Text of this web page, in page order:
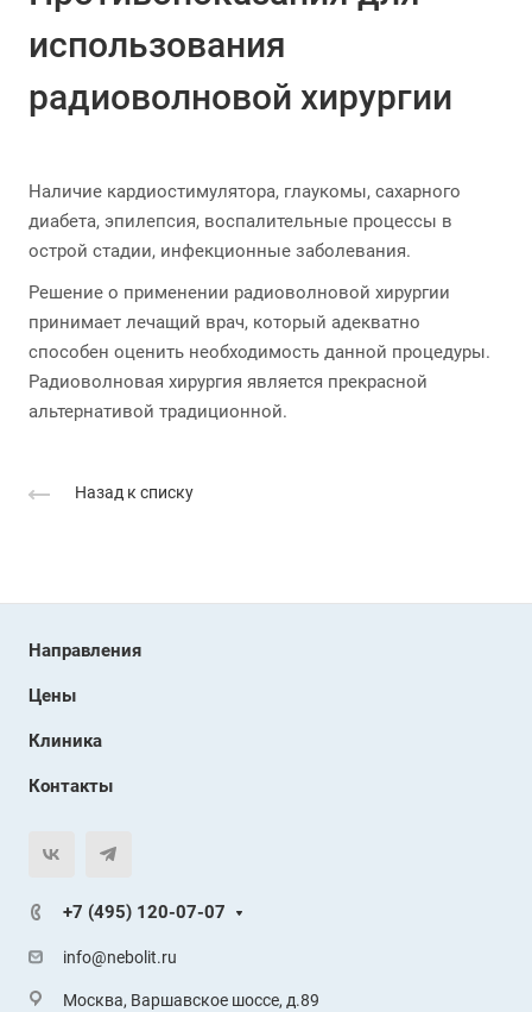
использования
радиоволновой хирургии
Наличие кардиостимулятора, глаукомы, сахарного
диабета, эпилепсия, воспалительные процессы в
острой стадии, инфекционные заболевания.
Решение о применении радиоволновой хирургии
принимает лечащий врач, который адекватно
способен оценить необходимость данной процедуры.
Радиоволновая хирургия является прекрасной
альтернативой традиционной.
Назад к списку
Направления
Цены
Клиника
Контакты
+7 (495) 120-07-07
info@nebolit.ru
Москва, Варшавское шоссе, д.89